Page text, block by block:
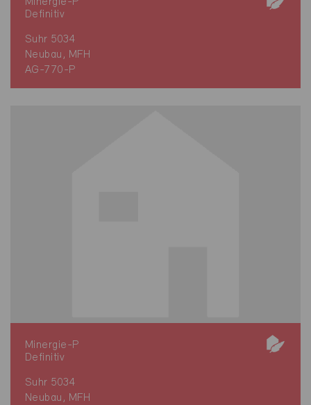
Definitiv
Suhr 5034
Neubau, MFH
AG-770-P
Minergie-P
Definitiv
Suhr 5034
Neubau, MFH